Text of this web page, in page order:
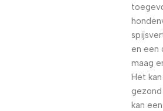
en een
maag
Het
kan